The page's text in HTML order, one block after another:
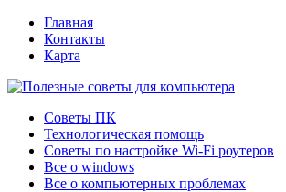
Главная
Контакты
Карта
Советы ПК
Технологическая помощь
Советы по настройке Wi-Fi роутеров
Все о windows
Все о компьютерных проблемах